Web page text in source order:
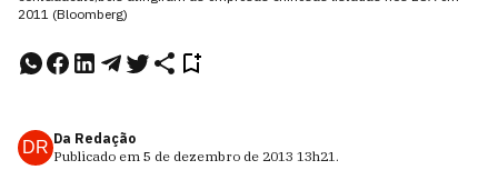
2011 (Bloomberg)
DR Da Redação
Publicado em 5 de dezembro de 2013 13h21.